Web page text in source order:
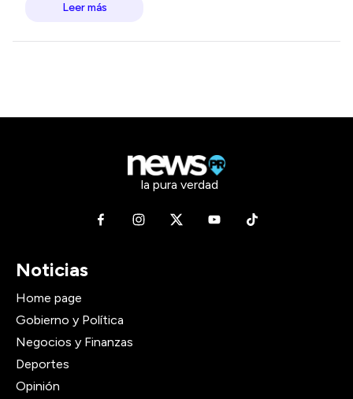
Leer más
la pura verdad
Noticias
Home page
Gobierno y Política
Negocios y Finanzas
Deportes
Opinión